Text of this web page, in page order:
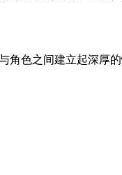
角色之间建立起深厚